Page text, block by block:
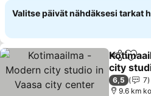
Valitse päivät nähdäksesi tarkat
Jaa
city
center
6,5
7
9.6 km